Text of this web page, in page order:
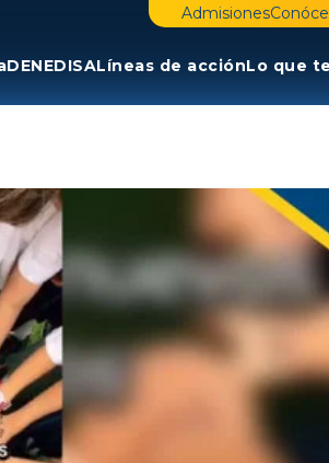
Admisiones
DENEDISALíneas de acciónLo que